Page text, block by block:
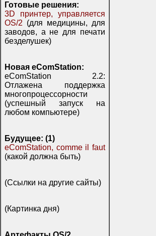
Готовые решения:
3D принтер, управляется
OS/2 (для медицины, для
заводов, а не для печати
безделушек)
Новая eComStation:
eComStation 2.2:
Отлажена поддержка
многопроцессорности
(успешный запуск на
любом компьютере)
Будущее: (1)
eComStation, comme il faut
(какой должна быть)
(Ссылки на другие сайты)
(Картинка дня)